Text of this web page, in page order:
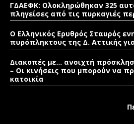
ΓΔΑΕΦΚ: Ολοκληρώθηκαν 325
πληγείσες από τις πυρκαγιές
Ο Ελληνικός Ερυθρός Σταυρός
πυρόπληκτους της Δ. Αττικής
Διακοπές με… ανοιχτή
– Οι κινήσεις που μπορούν να
κατοικία